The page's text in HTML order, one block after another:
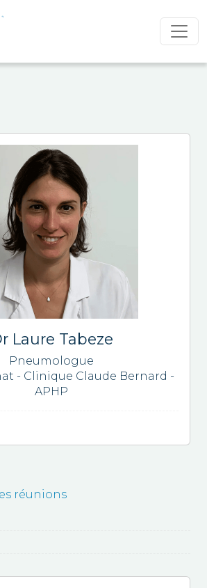
Laure Tabeze
Pneumologue
- Clinique Claude Bernard -
APHP
réunions